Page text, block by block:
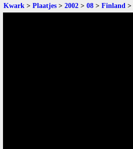
Kwark > Plaatjes > 2002 > 08 > Finland >